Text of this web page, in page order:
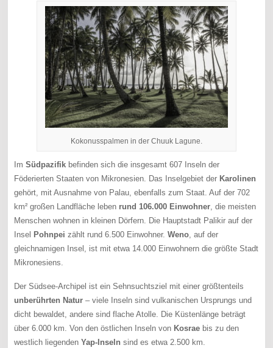
Kokonusspalmen in der Chuuk Lagune.
ImSüdpazifik befinden sich die insgesamt 607 Inseln der
Föderierten Staaten von Mikronesien. Das Inselgebiet der Karolinen
gehört, mit Ausnahme von Palau, ebenfalls zum Staat. Auf der 702
km² großen Landfläche leben rund 106.000 Einwohner , die meisten
Menschen wohnen in kleinen Dörfern. Die Hauptstadt Palikir auf der
Insel Pohnpei zählt rund 6.500 Einwohner.Weno , auf der
gleichnamigen Insel, ist mit etwa 14.000 Einwohnern die größte Stadt
Mikronesiens.
Der Südsee-Archipel ist ein Sehnsuchtsziel mit einer größtenteils
unberührten Natur – viele Inseln sind vulkanischen Ursprungs und
dicht bewaldet, andere sind flache Atolle. Die Küstenlänge beträgt
über 6.000 km. Von den östlichen Inseln von Kosrae bis zu den
westlich liegendenYap-Inseln sind es etwa 2.500 km.